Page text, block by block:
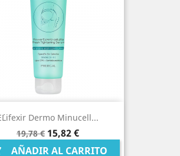
Dermo Minucell...
Precio
base
19,78 € Precio
15,82 €
AÑADIR AL CARRITO